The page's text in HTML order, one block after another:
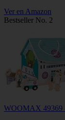
Ver en Amazon
Bestseller No. 2
WOOMAX 49369